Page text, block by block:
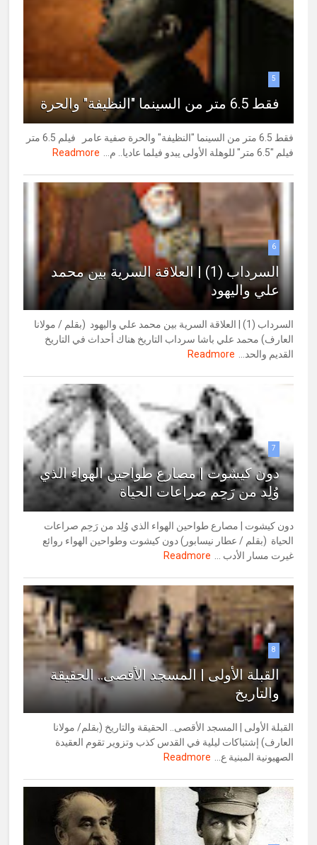
5
فقط 6.5 متر من السينما "النظيفة" والحرة
فقط 6.5 متر من السينما "النظيفة" والحرة صفية عامر فيلم 6.5 متر
فيلم "6.5 متر" للوهلة الأولى يبدو فيلما عاديا.. م...
Readmore
6
السرداب (1) | العلاقة السرية بين محمد
علي واليهود
السرداب (1) | العلاقة السرية بين محمد علي واليهود (بقلم / مولانا
العارف) محمد علي باشا سرداب التاريخ هناك أحداث في التاريخ
القديم والحد...
Readmore
7
دون كيشوت | مصارع طواحين الهواء الذي
وُلِد من رَحِم صراعات الحياة
دون كيشوت | مصارع طواحين الهواء الذي وُلِد من رَحِم صراعات
الحياة (بقلم / عطار نيسابور) دون كيشوت وطواحين الهواء روائع
غيرت مسار الأدب ...
Readmore
8
القبلة الأولى | المسجد الأقصى.. الحقيقة
والتاريخ
القبلة الأولى | المسجد الأقصى.. الحقيقة والتاريخ (بقلم/ مولانا
العارف) إشتباكات ليلية في القدس كذب وتزوير تقوم العقيدة
الصهيونية المبنية ع...
Readmore